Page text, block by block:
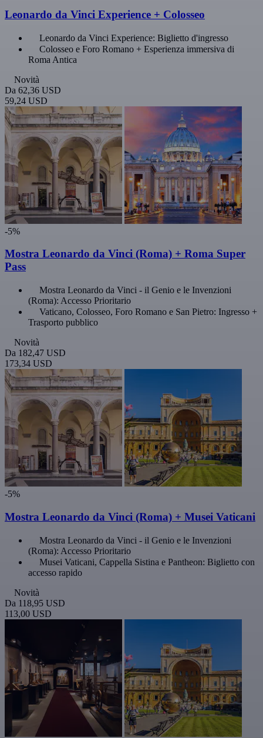
Leonardo da Vinci Experience + Colosseo
Leonardo da Vinci Experience: Biglietto d'ingresso
Colosseo e Foro Romano + Esperienza immersiva di
Roma Antica
Novità
Da 62,36 USD
59,24 USD
-5%
Mostra Leonardo da Vinci (Roma) + Roma Super
Pass
Mostra Leonardo da Vinci - il Genio e le Invenzioni
(Roma): Accesso Prioritario
Vaticano, Colosseo, Foro Romano e San Pietro: Ingresso +
Trasporto pubblico
Novità
Da 182,47 USD
173,34 USD
-5%
Mostra Leonardo da Vinci (Roma) + Musei Vaticani
Mostra Leonardo da Vinci - il Genio e le Invenzioni
(Roma): Accesso Prioritario
Musei Vaticani, Cappella Sistina e Pantheon: Biglietto con
accesso rapido
Novità
Da 118,95 USD
113,00 USD